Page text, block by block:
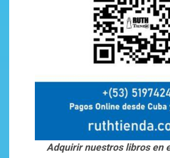
Adquirir nuestros libros en